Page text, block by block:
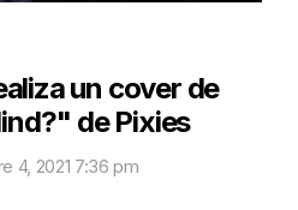
un cover de
de Pixies
4, 2021 7:36 pm